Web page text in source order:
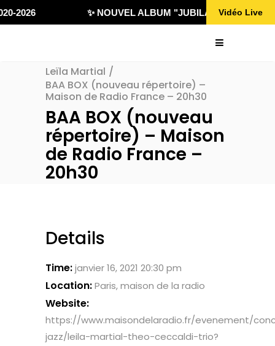
2026 ✨ NOUVEL ALBUM "JUBILÄ 432"Vidéo Live
Leïla Martial /
BAA BOX (nouveau répertoire) –
Maison de Radio France – 20h30
BAA BOX (nouveau
répertoire) – Maison
de Radio France –
20h30
Details
Time:janvier 16, 2021 20:30 pm
Location:Paris, maison de la radio
Website:
https://www.maisondelaradio.fr/evenement/
jazz/leila-martial-theo-ceccaldi-trio?